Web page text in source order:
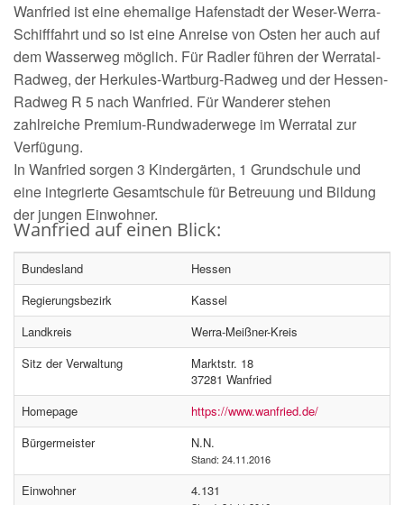
Wanfried ist eine ehemalige Hafenstadt der Weser-Werra-
Schifffahrt und so ist eine Anreise von Osten her auch auf
dem Wasserweg möglich. Für Radler führen der Werratal-
Radweg, der Herkules-Wartburg-Radweg und der Hessen-
Radweg R 5 nach Wanfried. Für Wanderer stehen
zahlreiche Premium-Rundwaderwege im Werratal zur
Verfügung.
In Wanfried sorgen 3 Kindergärten, 1 Grundschule und
eine integrierte Gesamtschule für Betreuung und Bildung
der jungen Einwohner.
Wanfried auf einen Blick:
Bundesland
Hessen
Regierungsbezirk
Kassel
Landkreis
Werra-Meißner-Kreis
Sitz der Verwaltung
Marktstr. 18
37281 Wanfried
Homepage
https://www.wanfried.de/
Bürgermeister
N.N.
Stand: 24.11.2016
Einwohner 4.131